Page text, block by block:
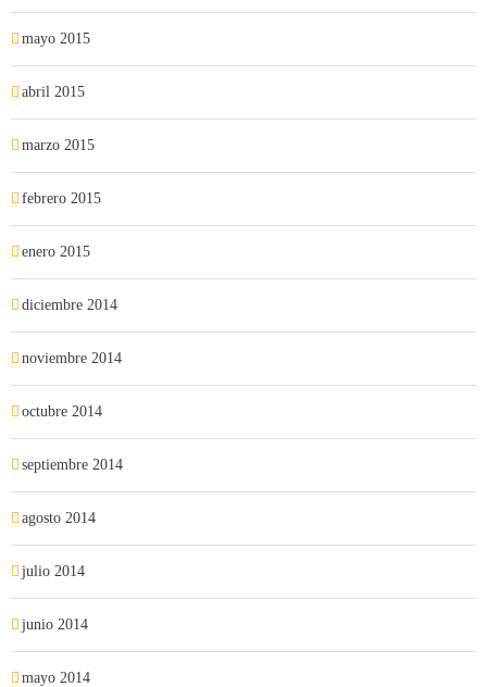
mayo 2015
abril 2015
marzo 2015
febrero 2015
enero 2015
diciembre 2014
noviembre 2014
octubre 2014
septiembre 2014
agosto 2014
julio 2014
junio 2014
mayo 2014